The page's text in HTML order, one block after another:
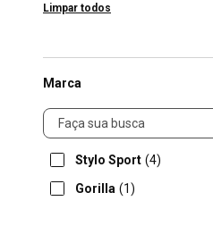
Limpar todos
Marca
Marca
Stylo Sport (4)
Gorilla (1)